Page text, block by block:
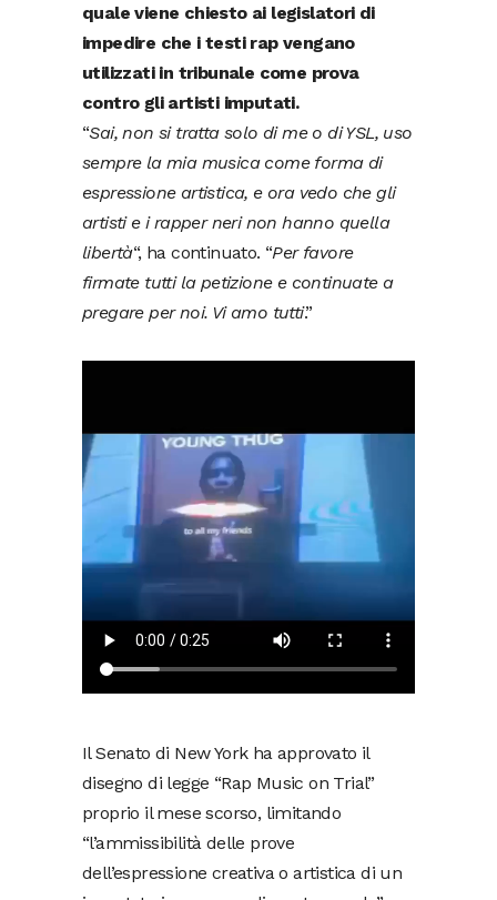
quale viene chiesto ai legislatori di
impedire che i testi rap vengano
utilizzati in tribunale come prova
contro gli artisti imputati.
“Sai, non si tratta solo di me o di YSL, uso
sempre la mia musica come forma di
espressione artistica, e ora vedo che gli
artisti e i rapper neri non hanno quella
libertà“, ha continuato. “Per favore
firmate tutti la petizione e continuate a
pregare per noi. Vi amo tutti.”
Il Senato di New York ha approvato il
disegno di legge “Rap Music on Trial”
proprio il mese scorso, limitando
“l’ammissibilità delle prove
dell’espressione creativa o artistica di un